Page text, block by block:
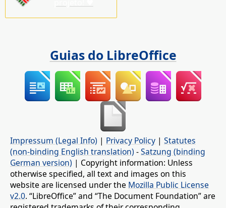
Guias do LibreOffice
Impressum (Legal Info) | Privacy Policy | Statutes
(non-binding English translation) -Satzung (binding
German version) | Copyright information: Unless
otherwise specified, all text and images on this
website are licensed under the Mozilla Public License
v2.0. “LibreOffice” and “The Document Foundation” are